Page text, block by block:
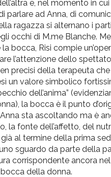
e, nel momento in
parlare ad Anna, di
ragazza si alternano i
occhi di M.me Blanche.
bocca, Risi compie
l’attenzione dello
precisi della terapeuta che
un valore simbolico
dell’anima”
la bocca è il punto
sta ascoltando ma è
la fonte dell’affetto, del
al termine della prima
sguardo da parte della
corrispondente ancora nel
della donna.